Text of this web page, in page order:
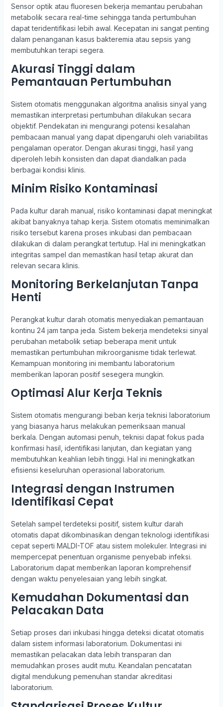
Sensor optik atau fluoresen bekerja memantau perubahan
metabolik secara real-time sehingga tanda pertumbuhan
dapat teridentifikasi lebih awal. Kecepatan ini sangat penting
dalam penanganan kasus bakteremia atau sepsis yang
membutuhkan terapi segera.
Akurasi Tinggi dalam
Pemantauan Pertumbuhan
Sistem otomatis menggunakan algoritma analisis sinyal yang
memastikan interpretasi pertumbuhan dilakukan secara
objektif. Pendekatan ini mengurangi potensi kesalahan
pembacaan manual yang dapat dipengaruhi oleh variabilitas
pengalaman operator. Dengan akurasi tinggi, hasil yang
diperoleh lebih konsisten dan dapat diandalkan pada
berbagai kondisi klinis.
Minim Risiko Kontaminasi
Pada kultur darah manual, risiko kontaminasi dapat meningkat
akibat banyaknya tahap kerja. Sistem otomatis meminimalkan
risiko tersebut karena proses inkubasi dan pembacaan
dilakukan di dalam perangkat tertutup. Hal ini meningkatkan
integritas sampel dan memastikan hasil tetap akurat dan
relevan secara klinis.
Monitoring Berkelanjutan Tanpa
Henti
Perangkat kultur darah otomatis menyediakan pemantauan
kontinu 24 jam tanpa jeda. Sistem bekerja mendeteksi sinyal
perubahan metabolik setiap beberapa menit untuk
memastikan pertumbuhan mikroorganisme tidak terlewat.
Kemampuan monitoring ini membantu laboratorium
memberikan laporan positif sesegera mungkin.
Optimasi Alur Kerja Teknis
Sistem otomatis mengurangi beban kerja teknisi laboratorium
yang biasanya harus melakukan pemeriksaan manual
berkala. Dengan automasi penuh, teknisi dapat fokus pada
konfirmasi hasil, identifikasi lanjutan, dan kegiatan yang
membutuhkan keahlian lebih tinggi. Hal ini meningkatkan
efisiensi keseluruhan operasional laboratorium.
Integrasi dengan Instrumen
Identifikasi Cepat
Setelah sampel terdeteksi positif, sistem kultur darah
otomatis dapat dikombinasikan dengan teknologi identifikasi
cepat seperti MALDI-TOF atau sistem molekuler. Integrasi ini
mempercepat penentuan organisme penyebab infeksi.
Laboratorium dapat memberikan laporan komprehensif
dengan waktu penyelesaian yang lebih singkat.
Kemudahan Dokumentasi dan
Pelacakan Data
Setiap proses dari inkubasi hingga deteksi dicatat otomatis
dalam sistem informasi laboratorium. Dokumentasi ini
memastikan pelacakan data lebih transparan dan
memudahkan proses audit mutu. Keandalan pencatatan
digital mendukung pemenuhan standar akreditasi
laboratorium.